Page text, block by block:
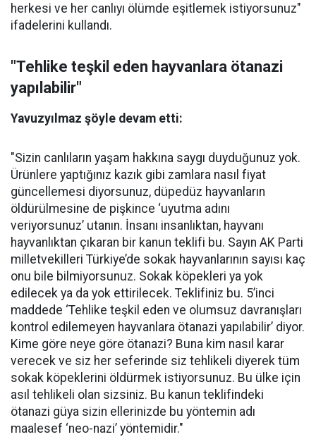
herkesi ve her canlıyı ölümde eşitlemek istiyorsunuz"
ifadelerini kullandı.
"Tehlike teşkil eden hayvanlara ötanazi
yapılabilir"
Yavuzyılmaz şöyle devam etti:
"Sizin canlıların yaşam hakkına saygı duyduğunuz yok.
Ürünlere yaptığınız kazık gibi zamlara nasıl fiyat
güncellemesi diyorsunuz, düpedüz hayvanların
öldürülmesine de pişkince ‘uyutma adını
veriyorsunuz’ utanın. İnsanı insanlıktan, hayvanı
hayvanlıktan çıkaran bir kanun teklifi bu. Sayın AK Parti
milletvekilleri Türkiye’de sokak hayvanlarının sayısı kaç
onu bile bilmiyorsunuz. Sokak köpekleri ya yok
edilecek ya da yok ettirilecek. Teklifiniz bu. 5’inci
maddede ‘Tehlike teşkil eden ve olumsuz davranışları
kontrol edilemeyen hayvanlara ötanazi yapılabilir’ diyor.
Kime göre neye göre ötanazi? Buna kim nasıl karar
verecek ve siz her seferinde siz tehlikeli diyerek tüm
sokak köpeklerini öldürmek istiyorsunuz. Bu ülke için
asıl tehlikeli olan sizsiniz. Bu kanun teklifindeki
ötanazi güya sizin ellerinizde bu yöntemin adı
maalesef ‘neo-nazi’ yöntemidir."